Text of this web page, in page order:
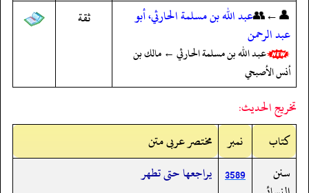
👤←👥عبد الله بن مسلمة الحارثي، أبو
عبد الرحمن
عبد الله بن مسلمة الحارثي ← مالك بن
أنس الأصبحي
ثقة
تخريج الحديث:
کتاب
نمبر
مختصر عربی متن
سنن
3589 يراجعها حتى تطهر